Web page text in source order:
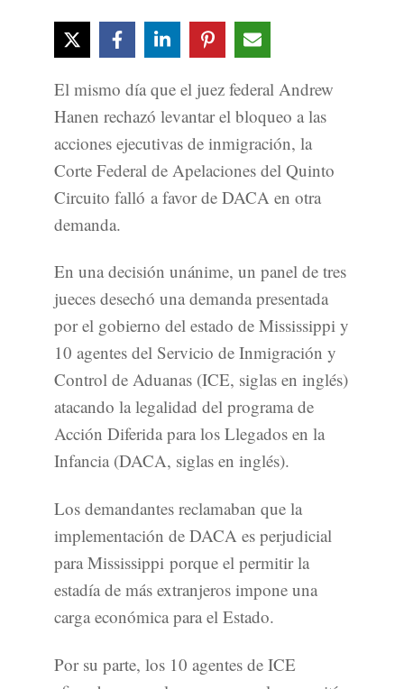
El mismo día que el juez federal Andrew
Hanen rechazó levantar el bloqueo a las
acciones ejecutivas de inmigración, la
Corte Federal de Apelaciones del Quinto
Circuito falló a favor de DACA en otra
demanda.
En una decisión unánime, un panel de tres
jueces desechó una demanda presentada
por el gobierno del estado de Mississippi y
10 agentes del Servicio de Inmigración y
Control de Aduanas (ICE, siglas en inglés)
atacando la legalidad del programa de
Acción Diferida para los Llegados en la
Infancia (DACA, siglas en inglés).
Los demandantes reclamaban que la
implementación de DACA es perjudicial
para Mississippi porque el permitir la
estadía de más extranjeros impone una
carga económica para el Estado.
Por su parte, los 10 agentes de ICE